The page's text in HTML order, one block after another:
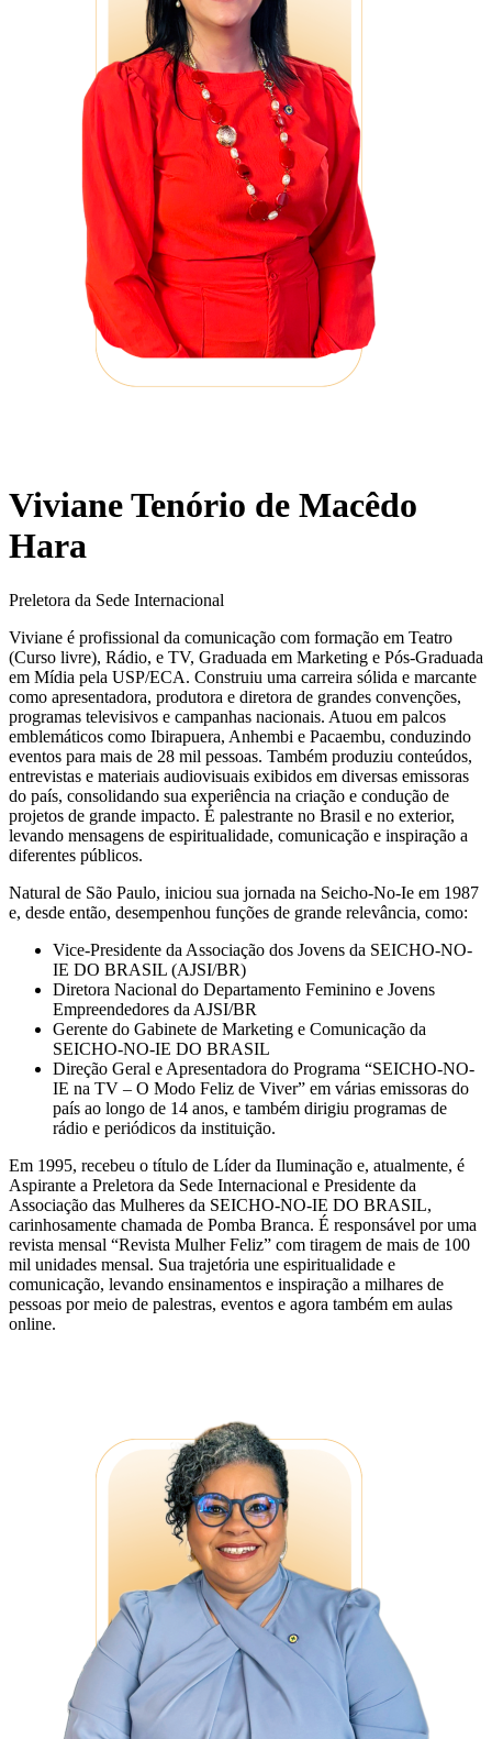
Viviane Tenório de Macêdo
Hara
Preletora da Sede Internacional
Viviane é profissional da comunicação com formação em Teatro
(Curso livre), Rádio, e TV, Graduada em Marketing e Pós-Graduada
em Mídia pela USP/ECA. Construiu uma carreira sólida e marcante
como apresentadora, produtora e diretora de grandes convenções,
programas televisivos e campanhas nacionais. Atuou em palcos
emblemáticos como Ibirapuera, Anhembi e Pacaembu, conduzindo
eventos para mais de 28 mil pessoas. Também produziu conteúdos,
entrevistas e materiais audiovisuais exibidos em diversas emissoras
do país, consolidando sua experiência na criação e condução de
projetos de grande impacto. É palestrante no Brasil e no exterior,
levando mensagens de espiritualidade, comunicação e inspiração a
diferentes públicos.
Natural de São Paulo, iniciou sua jornada na Seicho-No-Ie em 1987
e, desde então, desempenhou funções de grande relevância, como:
Vice-Presidente da Associação dos Jovens da SEICHO-NO-
IE DO BRASIL (AJSI/BR)
Diretora Nacional do Departamento Feminino e Jovens
Empreendedores da AJSI/BR
Gerente do Gabinete de Marketing e Comunicação da
SEICHO-NO-IE DO BRASIL
Direção Geral e Apresentadora do Programa “SEICHO-NO-
IE na TV – O Modo Feliz de Viver” em várias emissoras do
país ao longo de 14 anos, e também dirigiu programas de
rádio e periódicos da instituição.
Em 1995, recebeu o título de Líder da Iluminação e, atualmente, é
Aspirante a Preletora da Sede Internacional e Presidente da
Associação das Mulheres da SEICHO-NO-IE DO BRASIL,
carinhosamente chamada de Pomba Branca. É responsável por uma
revista mensal “Revista Mulher Feliz” com tiragem de mais de 100
mil unidades mensal. Sua trajetória une espiritualidade e
comunicação, levando ensinamentos e inspiração a milhares de
pessoas por meio de palestras, eventos e agora também em aulas
online.